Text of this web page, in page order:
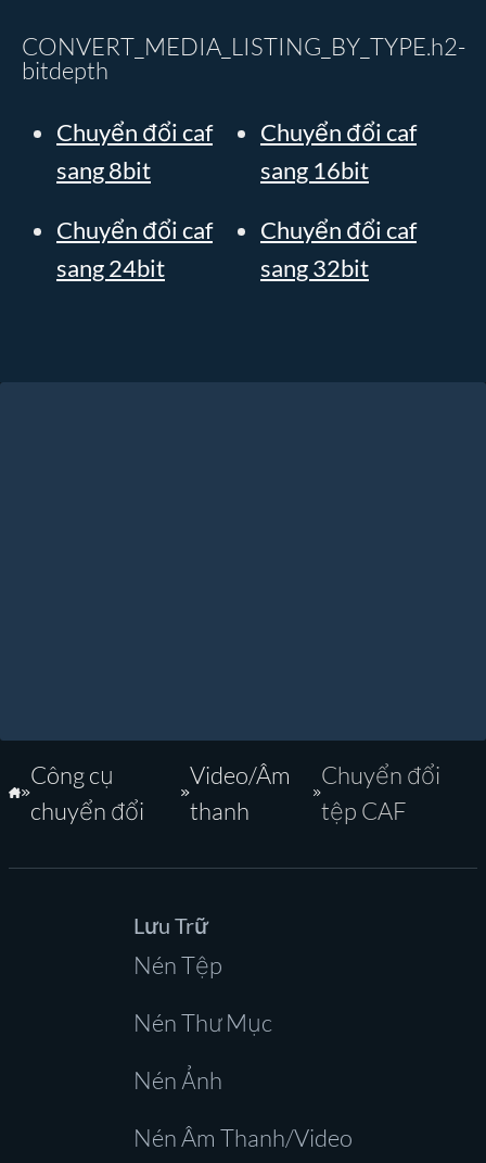
CONVERT_MEDIA_LISTING_BY_TYPE.h2-
bitdepth
Chuyển đổi caf
sang 8bit
Chuyển đổi caf
sang 16bit
Chuyển đổi caf
sang 24bit
Chuyển đổi caf
sang 32bit
Trang Chủ
Công cụ
chuyển đổi
Video/Âm
thanh
Chuyển đổi
tệp CAF
Lưu Trữ
Nén Tệp
Nén Thư Mục
Nén Ảnh
Nén Âm Thanh/Video